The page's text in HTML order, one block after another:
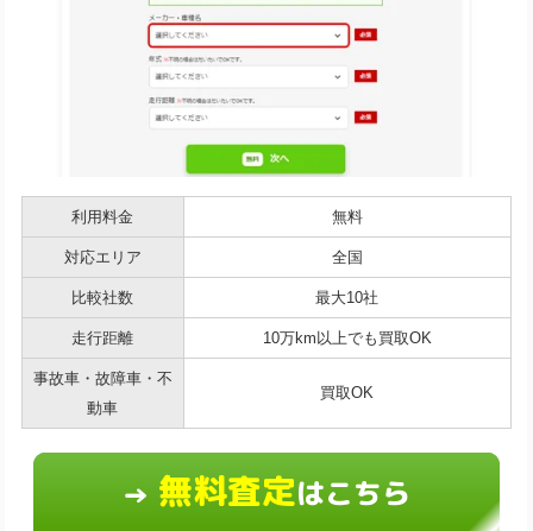
利用料金 無料
対応エリア 全国
比較社数 最大10社
走行距離 10万km以上でも買取OK
事故車・故障車・不
動車
買取OK
→ 無料査定はこちら